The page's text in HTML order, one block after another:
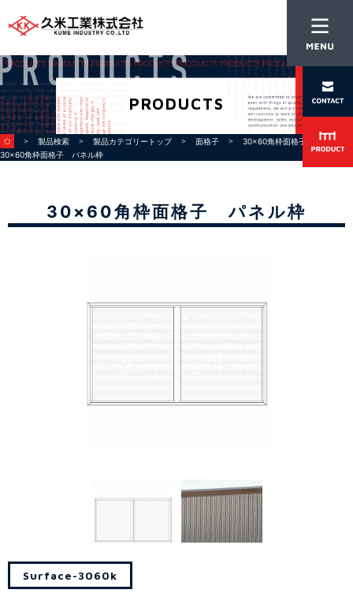
PRODUCTS
＞ 製品検索 ＞ 製品カテゴリートップ＞ 面格子 ＞ 30x60角枠面格子
＞
30×60角枠面格子 パネル枠
30×60角枠面格子 パネル枠
Surface-3060k